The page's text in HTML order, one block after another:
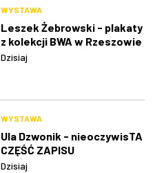
WYSTAWA
Leszek Żebrowski - plakaty
z kolekcji BWA w Rzeszowie
Dzisiaj
WYSTAWA
Ula Dzwonik - nieoczywisTA
CZĘŚĆ ZAPISU
Dzisiaj